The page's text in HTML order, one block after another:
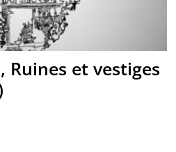
Ruines et vestiges